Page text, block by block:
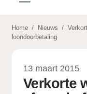
Home / Nieuws /
loondoorbetaling
13 maart 2015
Verkorte